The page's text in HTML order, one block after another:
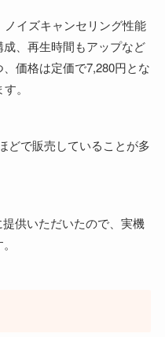
イズキャンセリング性能
、再生時間もアップなど
価格は定価で7,280円とな
。
どで販売していることが多
供いただいたので、実機